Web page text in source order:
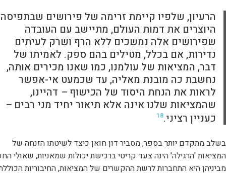
הרעיון, שלפיו קיימת זרימה של פירושים שבתפיסה
היוצרים את דמות העולם, מתיישב עם העובדה
שפירושים אלה נמשכים ללא הרף ושרק לעיתים
נדירות, אם בכלל, מטילים בהם ספק. לאמיתו של
דבר, המציאות של עולמנו, כמו שאנו מכירים אותה,
נחשבת כה מובנת מאליה, עד שכמעט אי-אפשר
לראות את הנחת היסוד של הכישוף – דהיינו,
שהמציאות שלנו אינה אלא תיאור יחיד מני רבים –
כעניין רציני.18
בשלב מתקדם יותר בספר, מסביר דון חואן כיצד לשיטתו הזנחה של
המציאות 'הרגילה' הינה צעד קריטי ברכישת יכולות שמאניות, שאולי
מביניהן היא התחברות לרשת ההקשרים של המציאות, החיבוריות